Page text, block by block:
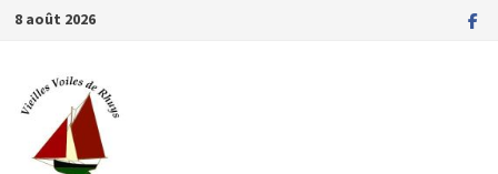
Passer
contenu
8 août 2026